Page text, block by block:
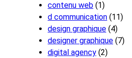
contenu web (1)
d communication (11)
design graphique (4)
designer graphique (7)
digital agency (2)